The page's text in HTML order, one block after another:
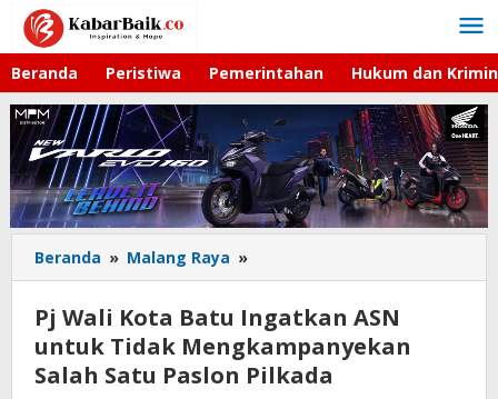
Lewati
konten
Beranda Peristiwa Pemerintahan Hukum dan
Beranda » Malang Raya »
Wali
Batu
Ingatkan
ASN
Pj Wali Kota Batu Ingatkan ASN
untuk Tidak Mengkampanyekan
Salah Satu Paslon Pilkada